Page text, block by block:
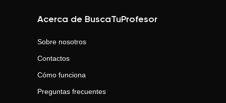
Acerca de BuscaTuProfesor
Sobre nosotros
Contactos
Cómo funciona
Preguntas frecuentes